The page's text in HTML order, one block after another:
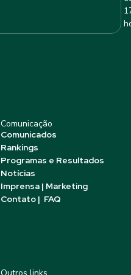
Comunicação
Comunicados
Rankings
Programas e Resultados
Notícias
Imprensa | Marketing
Contato | FAQ